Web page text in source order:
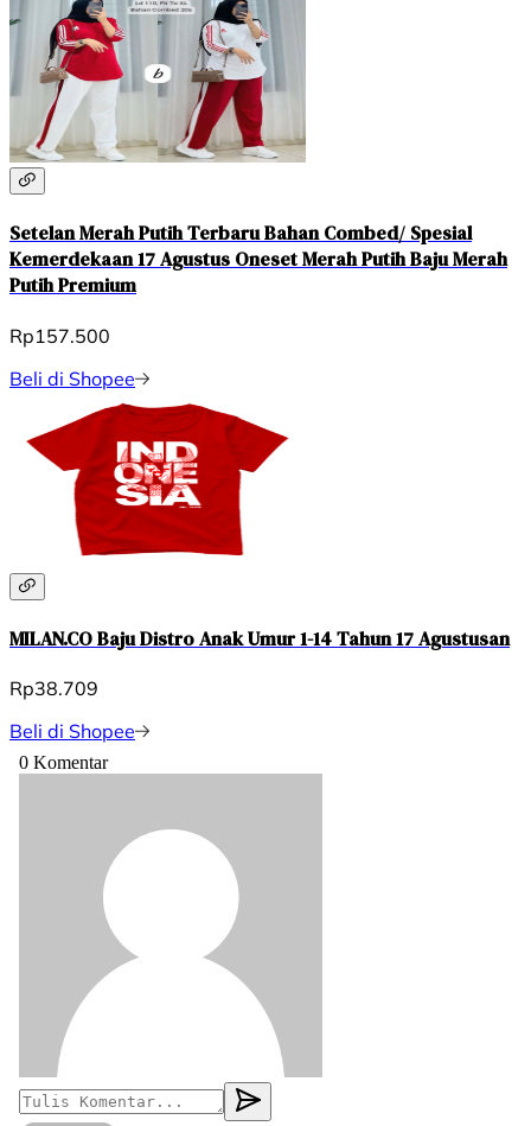
Setelan Merah Putih Terbaru Bahan Combed/ Spesial
Kemerdekaan 17 Agustus Oneset Merah Putih Baju Merah
Putih Premium
Rp157.500
Beli di Shopee
MILAN.CO Baju Distro Anak Umur 1-14 Tahun 17 Agustusan
Rp38.709
Beli di Shopee